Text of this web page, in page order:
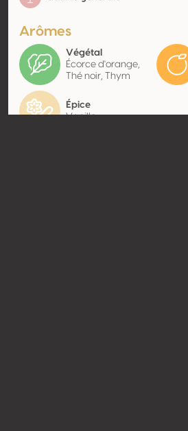
Arômes
Végétal
Écorce d'orange,
Thé noir, Thym
Épice
Vanille